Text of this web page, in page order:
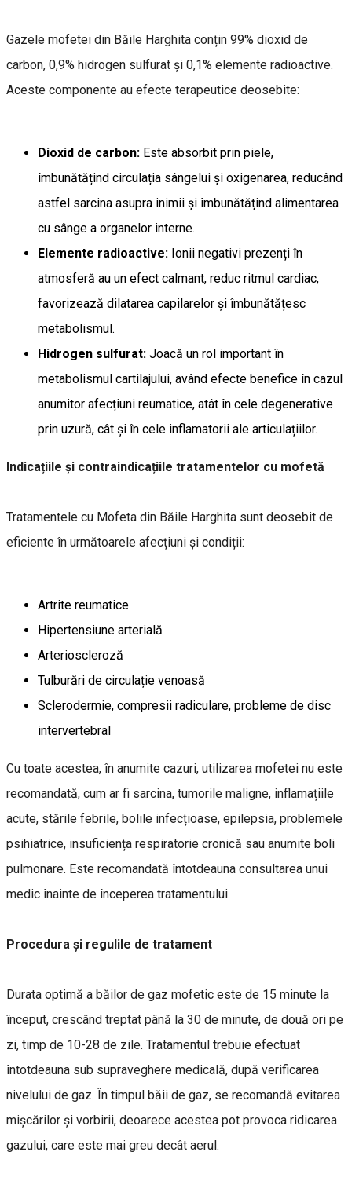
Gazele mofetei din Băile Harghita conțin 99% dioxid de
carbon, 0,9% hidrogen sulfurat și 0,1% elemente radioactive.
Aceste componente au efecte terapeutice deosebite:
Dioxid de carbon: Este absorbit prin piele,
îmbunătățind circulația sângelui și oxigenarea, reducând
astfel sarcina asupra inimii și îmbunătățind alimentarea
cu sânge a organelor interne.
Elemente radioactive: Ionii negativi prezenți în
atmosferă au un efect calmant, reduc ritmul cardiac,
favorizează dilatarea capilarelor și îmbunătățesc
metabolismul.
Hidrogen sulfurat: Joacă un rol important în
metabolismul cartilajului, având efecte benefice în cazul
anumitor afecțiuni reumatice, atât în cele degenerative
prin uzură, cât și în cele inflamatorii ale articulațiilor.
Indicațiile și contraindicațiile tratamentelor cu mofetă
Tratamentele cu Mofeta din Băile Harghita sunt deosebit de
eficiente în următoarele afecțiuni și condiții:
Artrite reumatice
Hipertensiune arterială
Arterioscleroză
Tulburări de circulație venoasă
Sclerodermie, compresii radiculare, probleme de disc
intervertebral
Cu toate acestea, în anumite cazuri, utilizarea mofetei nu este
recomandată, cum ar fi sarcina, tumorile maligne, inflamațiile
acute, stările febrile, bolile infecțioase, epilepsia, problemele
psihiatrice, insuficiența respiratorie cronică sau anumite boli
pulmonare. Este recomandată întotdeauna consultarea unui
medic înainte de începerea tratamentului.
Procedura și regulile de tratament
Durata optimă a băilor de gaz mofetic este de 15 minute la
început, crescând treptat până la 30 de minute, de două ori pe
zi, timp de 10-28 de zile. Tratamentul trebuie efectuat
întotdeauna sub supraveghere medicală, după verificarea
nivelului de gaz. În timpul băii de gaz, se recomandă evitarea
mișcărilor și vorbirii, deoarece acestea pot provoca ridicarea
gazului, care este mai greu decât aerul.